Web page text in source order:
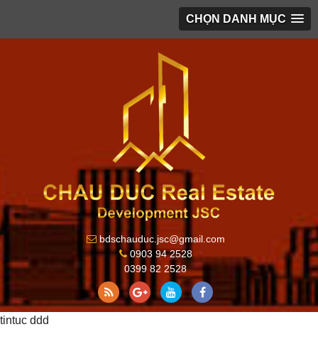
CHỌN DANH MỤC
bdschauduc.jsc@gmail.com
0903 94 2528
0399 82 2528
tintuc ddd